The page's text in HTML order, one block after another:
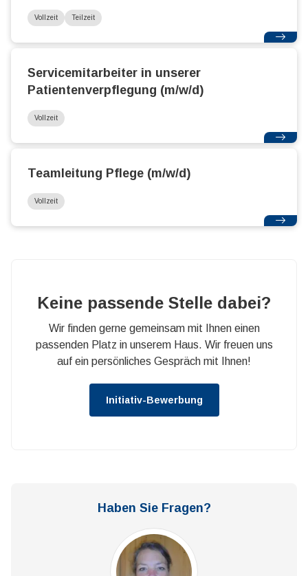
Vollzeit Teilzeit
Servicemitarbeiter in unserer
Patientenverpflegung (m/w/d)
Vollzeit
Teamleitung Pflege (m/w/d)
Vollzeit
Keine passende Stelle dabei?
Wir finden gerne gemeinsam mit Ihnen einen
passenden Platz in unserem Haus. Wir freuen uns
auf ein persönliches Gespräch mit Ihnen!
Initiativ-Bewerbung
Haben Sie Fragen?